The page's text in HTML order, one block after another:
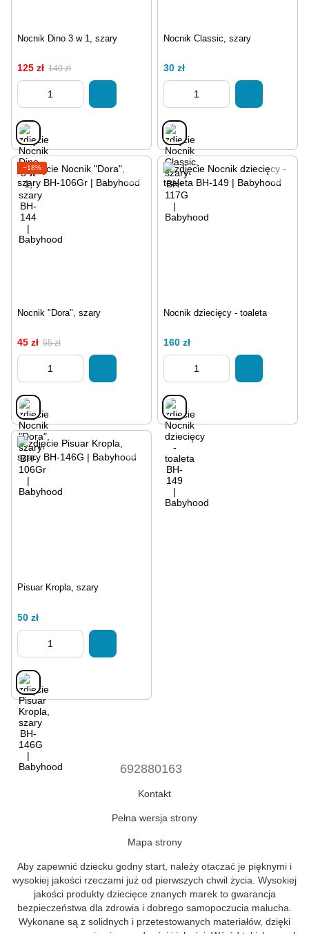
Nocnik Dino 3 w 1, szary
125 zł 140 zł
Nocnik Classic, szary
30 zł
−18%
Nocnik "Dora", szary
45 zł 55 zł
Nocnik dziecięcy - toaleta
160 zł
Pisuar Kropla, szary
50 zł
692880163
Kontakt
Pełna wersja strony
Mapa strony
Aby zapewnić dziecku godny start, należy otaczać je pięknymi i
wysokiej jakości rzeczami już od pierwszych chwil życia. Wysokiej
jakości produkty dziecięce znanych marek to gwarancja
bezpieczeństwa dla zdrowia i dobrego samopoczucia malucha.
Wykonane są z solidnych i przetestowanych materiałów, dzięki